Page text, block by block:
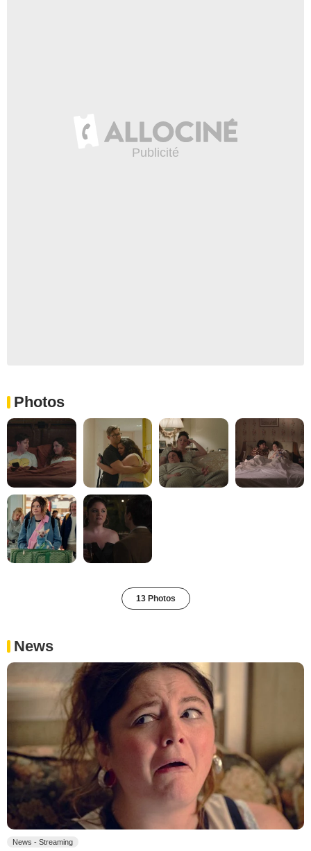
Photos
13 Photos
News
News - Streaming